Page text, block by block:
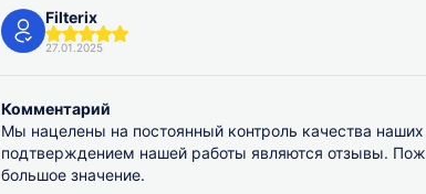
Filterix
27.01.2025
Комментарий
Мы нацелены на постоянный контроль качества
подтверждением нашей работы являются отзывы.
большое значение.